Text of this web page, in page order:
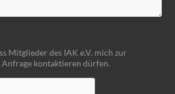
Mitglieder des IAK e.V. mich zur
kontaktieren dürfen.